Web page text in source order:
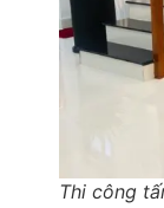
Thi công